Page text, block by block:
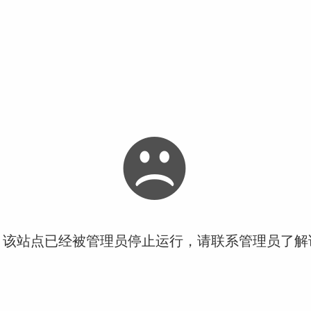
站点已经被管理员停止运行，请联系管理员了